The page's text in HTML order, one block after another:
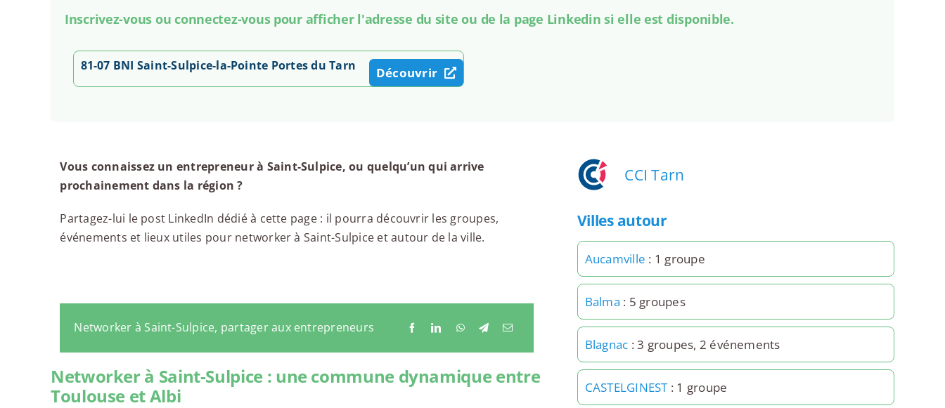
Inscrivez-vous ou connectez-vous pour afficher l'adresse du site ou de la page Linkedin si elle est disponible.
81-07 BNI Saint-Sulpice-la-Pointe Portes du Tarn Découvrir
Vous connaissez un entrepreneur à Saint-Sulpice, ou quelqu’un qui arrive
prochainement dans la région ?
Partagez-lui le post LinkedIn dédié à cette page : il pourra découvrir les groupes,
événements et lieux utiles pour networker à Saint-Sulpice et autour de la ville.
Networker à Saint-Sulpice, partager aux entrepreneurs
Networker à Saint-Sulpice : une commune dynamique entre
Toulouse et Albi
CCI Tarn
Villes autour
Aucamville : 1 groupe
Balma : 5 groupes
Blagnac : 3 groupes, 2 événements
CASTELGINEST: 1 groupe